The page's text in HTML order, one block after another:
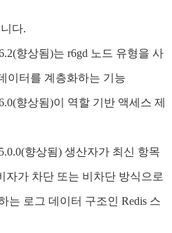
다.
향상됨)는 r6gd 노드 유형을 사
이터를 계층화하는 기능
향상됨)이 역할 기반 액세스 제
향상됨) 생산자가 최신 항목
자가 차단 또는 비차단 방식으로
는 로그 데이터 구조인 Redis 스